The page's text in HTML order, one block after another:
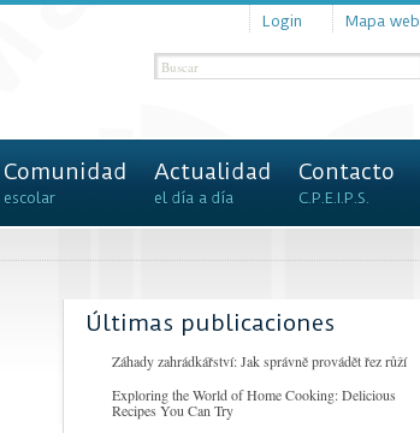
Login Mapa web
Comunidad
escolar
Actualidad
el día a día
Contacto
C.P.E.I.P.S.
Últimas publicaciones
Záhady zahrádkářství: Jak správně provádět řez růží
Exploring the World of Home Cooking: Delicious
Recipes You Can Try